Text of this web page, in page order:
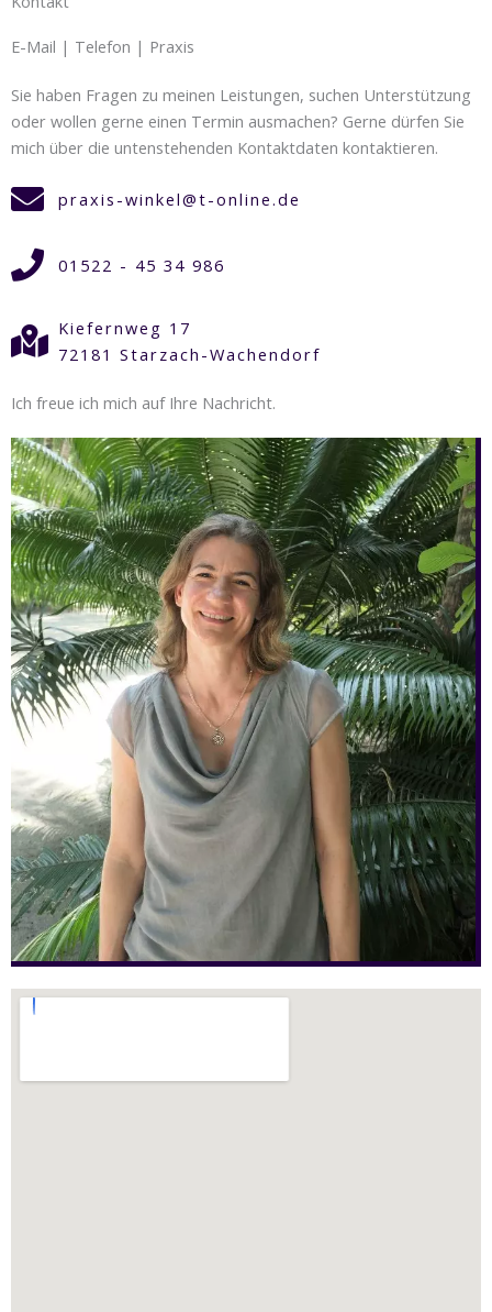
E-Mail | Telefon | Praxis
Sie haben Fragen zu meinen Leistungen, suchen Unterstützung
oder wollen gerne einen Termin ausmachen? Gerne dürfen Sie
mich über die untenstehenden Kontaktdaten kontaktieren.
praxis-winkel@t-online.de
01522 - 45 34 986
Kiefernweg 17
72181 Starzach-Wachendorf
Ich freue ich mich auf Ihre Nachricht.